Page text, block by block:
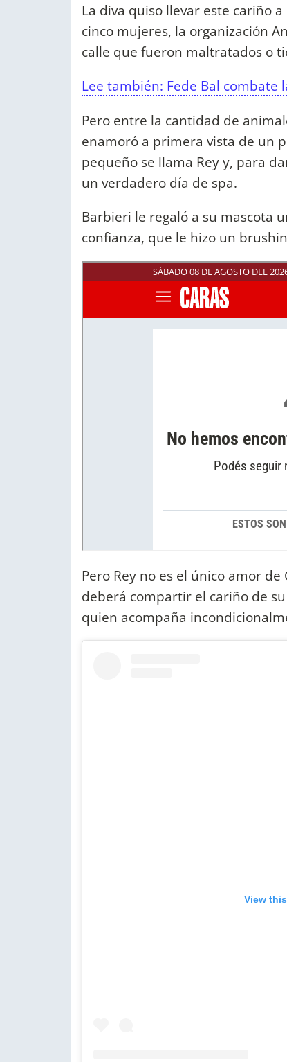
La diva quiso llevar este cariño
cinco mujeres, la organización
calle que fueron maltratados o
Lee también: Fede Bal combate
Pero entre la cantidad de
enamoró a primera vista de un
pequeño se llama Rey y, para
un verdadero día de spa.
Barbieri le regaló a su mascota
confianza, que le hizo un
Pero Rey no es el único amor
deberá compartir el cariño de
quien acompaña
View